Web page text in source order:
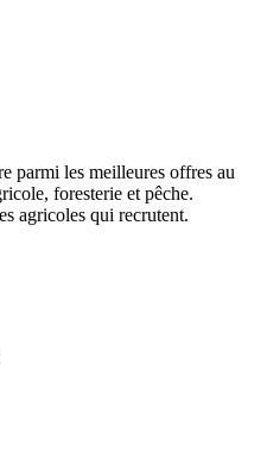
parmi les meilleures offres au
foresterie et pêche.
agricoles qui recrutent.